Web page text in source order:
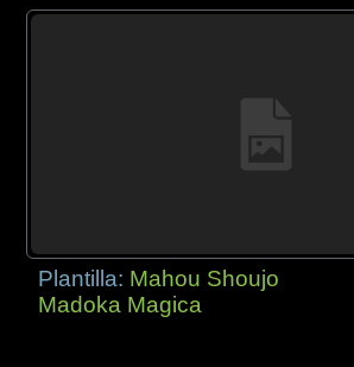
Plantilla: Mahou Shoujo
Madoka Magica